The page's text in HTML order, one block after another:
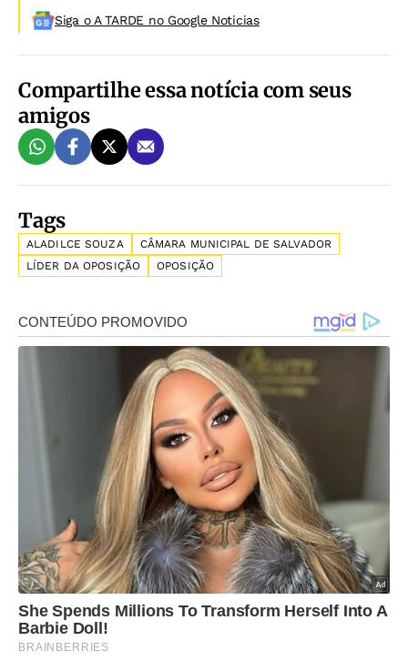
Siga o A TARDE no Google Noticias
Compartilhe essa notícia com seus
amigos
Tags
ALADILCE SOUZA
CÂMARA MUNICIPAL DE SALVADOR
LÍDER DA OPOSIÇÃO
OPOSIÇÃO